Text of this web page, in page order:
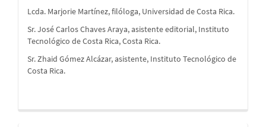
Lcda. Marjorie Martínez, filóloga, Universidad de Costa Rica.
Sr. José Carlos Chaves Araya, asistente editorial, Instituto
Tecnológico de Costa Rica, Costa Rica.
Sr. Zhaid Gómez Alcázar, asistente, Instituto Tecnológico de
Costa Rica.